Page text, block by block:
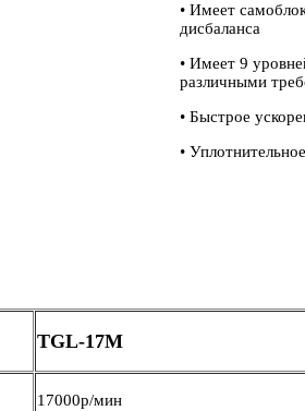
• Имеет
дисбаланса
• Имеет 9
различными
• Быстрое
•
TGL-17M
17000р/мин